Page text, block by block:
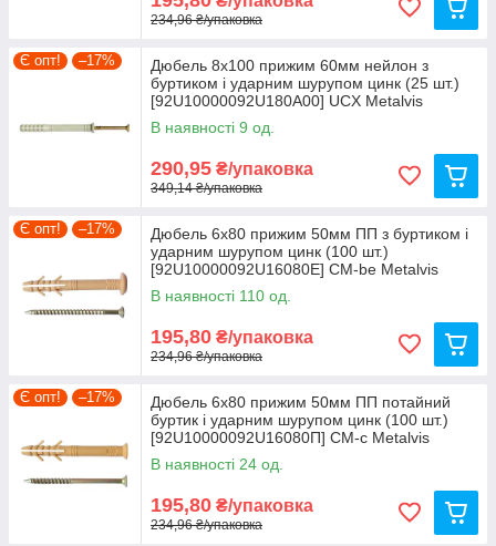
234,96 ₴/упаковка
Є опт! –17%
Дюбель 8х100 прижим 60мм нейлон з
буртиком і ударним шурупом цинк (25 шт.)
[92U10000092U180A00] UCX Metalvis
В наявності 9 од.
290,95 ₴/упаковка
349,14 ₴/упаковка
Є опт! –17%
Дюбель 6х80 прижим 50мм ПП з буртиком і
ударним шурупом цинк (100 шт.)
[92U10000092U16080Е] CM-be Metalvis
В наявності 110 од.
195,80 ₴/упаковка
234,96 ₴/упаковка
Є опт! –17%
Дюбель 6х80 прижим 50мм ПП потайний
буртик і ударним шурупом цинк (100 шт.)
[92U10000092U16080П] CM-c Metalvis
В наявності 24 од.
195,80 ₴/упаковка
234,96 ₴/упаковка